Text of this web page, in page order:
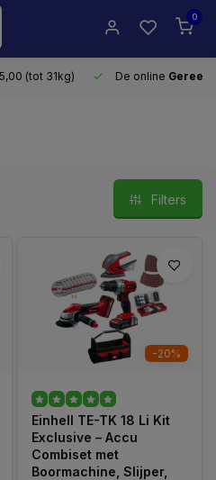
0
(tot 31kg) De online
Filters
-20%
Einhell TE-TK 18 Li Kit
Exclusive – Accu
Combiset met
Boormachine, Slijper,